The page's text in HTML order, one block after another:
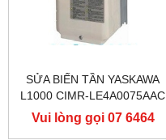
SỬA BIẾN TẦN YASKAWA
L1000 CIMR-LE4A0075AAC
400V 37KW, BIẾN TẦN
YASKAWA L1000
Vui lòng gọi 07 6464
9556